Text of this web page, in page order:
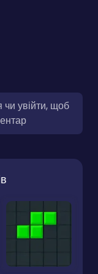
чи увійти, щоб